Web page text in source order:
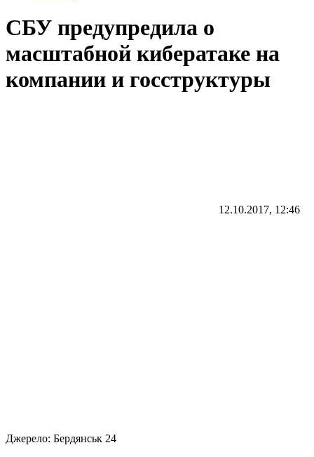
СБУ предупредила о
масштабной кибератаке на
компании и госструктуры
12.10.2017, 12:46
Джерело: Бердянськ 24